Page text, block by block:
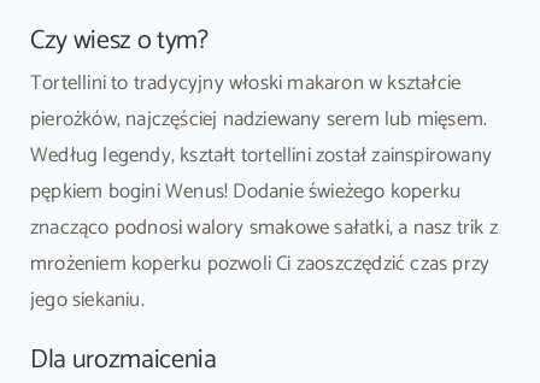
Czy wiesz o tym?
Tortellini to tradycyjny włoski makaron w kształcie
pierożków, najczęściej nadziewany serem lub mięsem.
Według legendy, kształt tortellini został zainspirowany
pępkiem bogini Wenus! Dodanie świeżego koperku
znacząco podnosi walory smakowe sałatki, a nasz trik z
mrożeniem koperku pozwoli Ci zaoszczędzić czas przy
jego siekaniu.
Dla urozmaicenia